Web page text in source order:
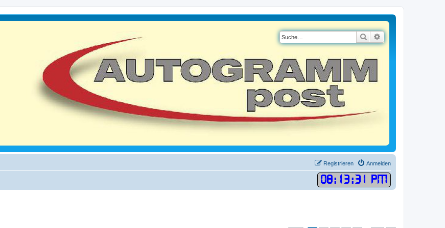
Suche
Anmelden
Registrieren
08: 13:32 PM